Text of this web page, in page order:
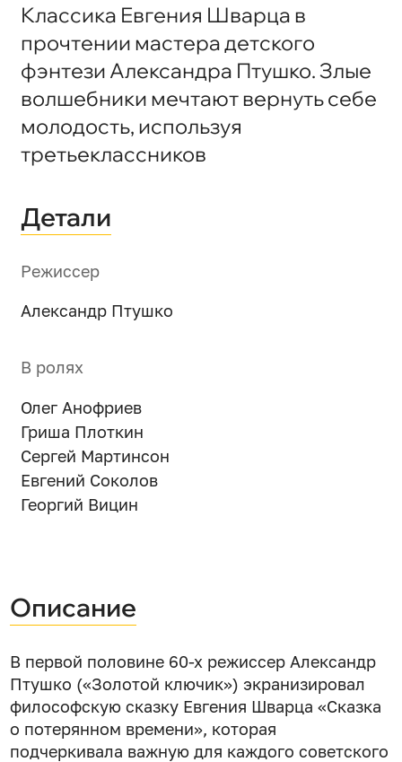
Классика Евгения Шварца в
прочтении мастера детского
фэнтези Александра Птушко. Злые
волшебники мечтают вернуть себе
молодость, используя
третьеклассников
Детали
Режиссер
Александр Птушко
В ролях
Олег Анофриев
Гриша Плоткин
Сергей Мартинсон
Евгений Соколов
Георгий Вицин
Описание
В первой половине 60-х режиссер Александр
Птушко («Золотой ключик») экранизировал
философскую сказку Евгения Шварца «Сказка
о потерянном времени», которая
подчеркивала важную для каждого советского